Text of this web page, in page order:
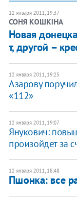
12 января 2011, 19:37
СОНЯ КОШКІНА
​Новая
т, другой –
12 января 2011, 19:25
Азарову
«112»
12 января 2011, 19:07
Янукович:
произойдет за
12 января 2011, 18:48
Пшонка: все